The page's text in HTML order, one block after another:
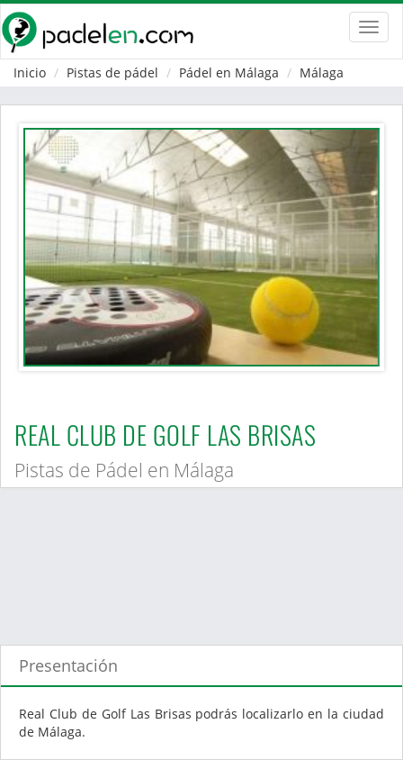
Inicio
Pistas de pádel Pádel en Málaga Málaga
REAL CLUB DE GOLF LAS BRISAS
Pistas de Pádel en Málaga
Presentación
Real Club de Golf Las Brisas podrás localizarlo en la ciudad
de Málaga.